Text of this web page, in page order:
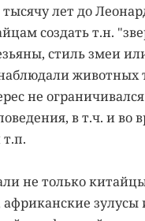
тысячу лет до
создать т.н.
стиль змеи
животных
не
в т.ч. и во
не только
зулусы